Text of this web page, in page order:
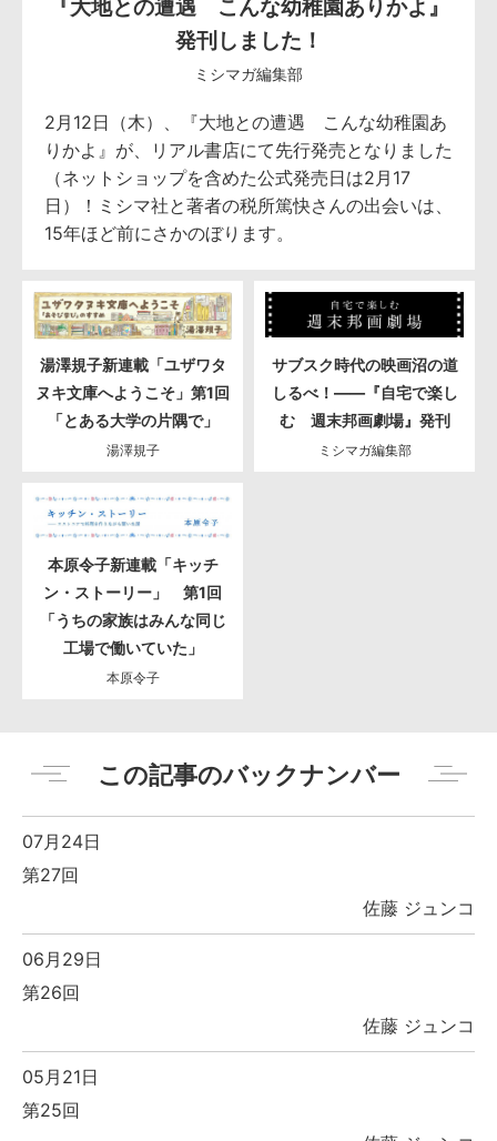
『大地との遭遇 こんな幼稚園ありかよ』
発刊しました！
ミシマガ編集部
2月12日（木）、『大地との遭遇 こんな幼稚園あ
りかよ』が、リアル書店にて先行発売となりました
（ネットショップを含めた公式発売日は2月17
日）！ミシマ社と著者の税所篤快さんの出会いは、
15年ほど前にさかのぼります。
湯澤規子新連載「ユザワタ
ヌキ文庫へようこそ」第1回
「とある大学の片隅で」
湯澤規子
サブスク時代の映画沼の道
しるべ！――『自宅で楽し
む 週末邦画劇場』発刊
ミシマガ編集部
本原令子新連載「キッチ
ン・ストーリー」 第1回
「うちの家族はみんな同じ
工場で働いていた」
本原令子
この記事のバックナンバー
07月24日
第27回
佐藤 ジュンコ
06月29日
第26回
佐藤 ジュンコ
05月21日
第25回